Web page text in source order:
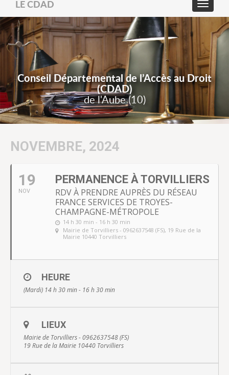
LE CDAD
Conseil Départemental de l’Accès au Droit
(CDAD)
de l'Aube (10)
NOVEMBRE, 2024
19
NOV
PERMANENCE À TORVILLIERS
RDV À PRENDRE AUPRÈS DU RÉSEAU
FRANCE SERVICES DE TROYES-
CHAMPAGNE-MÉTROPOLE
14 h 30 min - 16 h 30 min
Mairie de Torvilliers - 0962637548 (FS), 19 Rue de la
Mairie 10440 Torvilliers
HEURE
(Mardi) 14 h 30 min - 16 h 30 min
LIEUX
Mairie de Torvilliers - 0962637548 (FS)
19 Rue de la Mairie 10440 Torvilliers